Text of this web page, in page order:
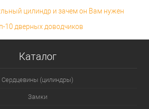
цилиндр и зачем он Вам нужен
10 дверных доводчиков
Каталог
Сердцевины (цилиндры)
Замки